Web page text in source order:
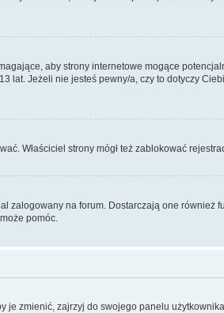
aby strony internetowe mogące
Jeżeli nie jesteś pewny/a, czy to dotyczy
Właściciel strony mógł też zablokować
zalogowany na forum. Dostarczają one również
pomóc.
zmienić, zajrzyj do swojego panelu